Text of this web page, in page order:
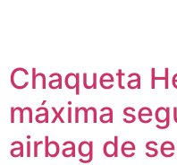
Chaqueta
máxima
airbag de